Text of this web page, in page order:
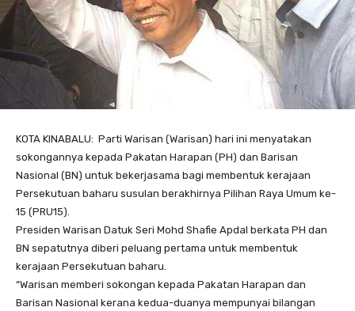
KOTA KINABALU: Parti Warisan (Warisan) hari ini menyatakan
sokongannya kepada Pakatan Harapan (PH) dan Barisan
Nasional (BN) untuk bekerjasama bagi membentuk kerajaan
Persekutuan baharu susulan berakhirnya Pilihan Raya Umum ke-
15 (PRU15).
Presiden Warisan Datuk Seri Mohd Shafie Apdal berkata PH dan
BN sepatutnya diberi peluang pertama untuk membentuk
kerajaan Persekutuan baharu.
“Warisan memberi sokongan kepada Pakatan Harapan dan
Barisan Nasional kerana kedua-duanya mempunyai bilangan